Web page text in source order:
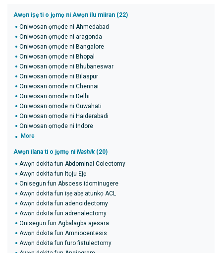
Awọn iṣẹ ti o jọmọ ni Awọn ilu miiran (22)
Oniwosan ọmọde ni Ahmedabad
Oniwosan ọmọde ni aragonda
Oniwosan ọmọde ni Bangalore
Oniwosan ọmọde ni Bhopal
Oniwosan ọmọde ni Bhubaneswar
Oniwosan ọmọde ni Bilaspur
Oniwosan ọmọde ni Chennai
Oniwosan ọmọde ni Delhi
Oniwosan ọmọde ni Guwahati
Oniwosan ọmọde ni Haiderabadi
Oniwosan ọmọde ni Indore
More
Awọn ilana ti o jọmọ ni Nashik(20)
Awọn dokita fun Abdominal Colectomy
Awọn dokita fun Itọju Ẹjẹ
Onisegun fun Abscess idominugere
Awọn dokita fun iṣẹ abẹ atunkọ ACL
Awọn dokita fun adenoidectomy
Awọn dokita fun adrenalectomy
Onisegun fun Agbalagba ajesara
Awọn dokita fun Amniocentesis
Awọn dokita fun furo fistulectomy